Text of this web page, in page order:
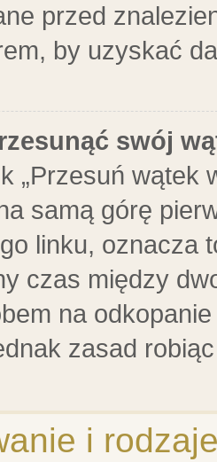
przed
by uzyskać
swój
„Przesuń wątek
samą górę
linku, oznacza
czas między
na
zasad
i